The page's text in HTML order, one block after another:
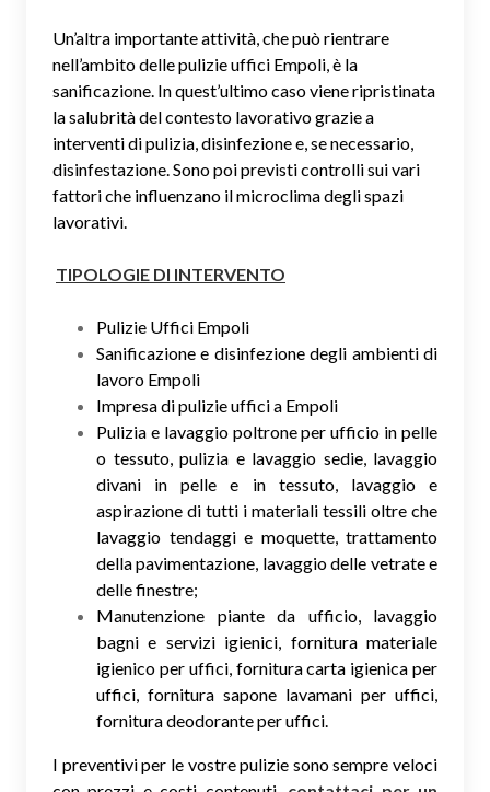
Un’altra importante attività, che può rientrare
nell’ambito delle pulizie uffici Empoli, è la
sanificazione. In quest’ultimo caso viene ripristinata
la salubrità del contesto lavorativo grazie a
interventi di pulizia, disinfezione e, se necessario,
disinfestazione. Sono poi previsti controlli sui vari
fattori che influenzano il microclima degli spazi
lavorativi.
TIPOLOGIE DI INTERVENTO
Pulizie Uffici Empoli
Sanificazione e disinfezione degli ambienti di
lavoro Empoli
Impresa di pulizie uffici a Empoli
Pulizia e lavaggio poltrone per ufficio in pelle
o tessuto, pulizia e lavaggio sedie, lavaggio
divani in pelle e in tessuto, lavaggio e
aspirazione di tutti i materiali tessili oltre che
lavaggio tendaggi e moquette, trattamento
della pavimentazione, lavaggio delle vetrate e
delle finestre;
Manutenzione piante da ufficio, lavaggio
bagni e servizi igienici, fornitura materiale
igienico per uffici, fornitura carta igienica per
uffici, fornitura sapone lavamani per uffici,
fornitura deodorante per uffici.
I preventivi per le vostre pulizie sono sempre veloci